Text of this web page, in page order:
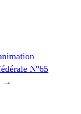
N°65
→